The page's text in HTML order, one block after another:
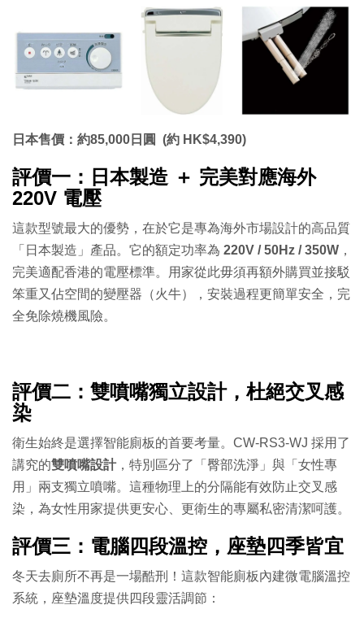
日本售價：約85,000日圓 (約 HK$4,390)
評價一：日本製造 ＋ 完美對應海外
220V 電壓
這款型號最大的優勢，在於它是專為海外市場設計的高品質
「日本製造」產品。它的額定功率為 220V / 50Hz / 350W ，
完美適配香港的電壓標準。用家從此毋須再額外購買並接駁
笨重又佔空間的變壓器（火牛），安裝過程更簡單安全，完
全免除燒機風險。
評價二：雙噴嘴獨立設計，杜絕交叉感
染
衛生始終是選擇智能廁板的首要考量。CW-RS3-WJ 採用了
講究的雙噴嘴設計，特別區分了「臀部洗淨」與「女性專
用」兩支獨立噴嘴。這種物理上的分隔能有效防止交叉感
染，為女性用家提供更安心、更衛生的專屬私密清潔呵護。
評價三：電腦四段溫控，座墊四季皆宜
冬天去廁所不再是一場酷刑！這款智能廁板內建微電腦溫控
系統，座墊溫度提供四段靈活調節：